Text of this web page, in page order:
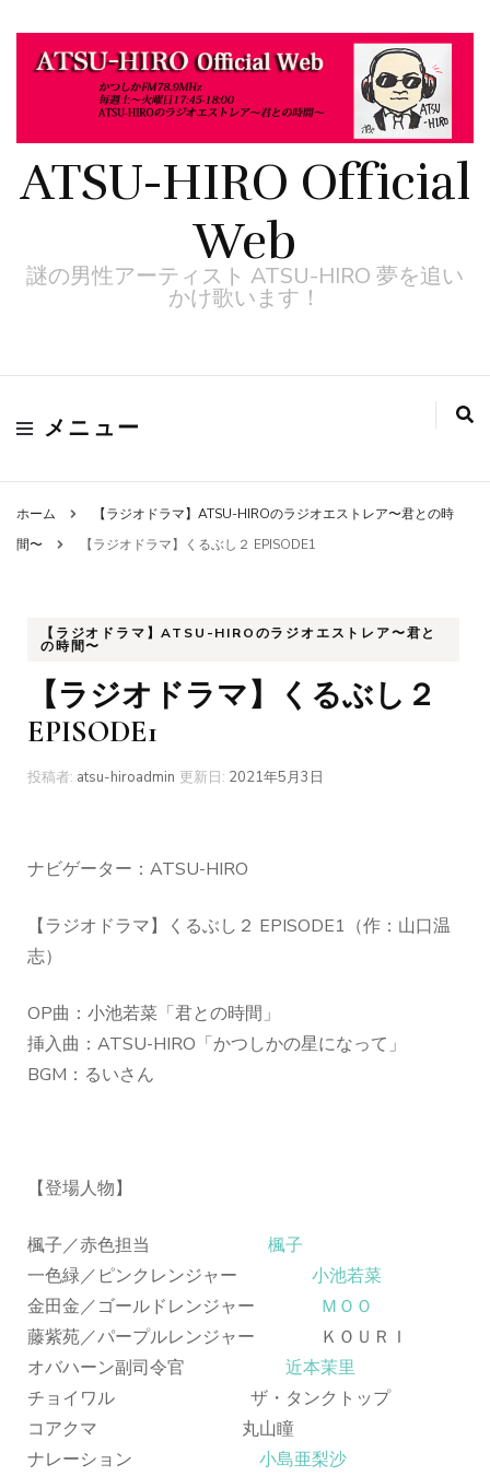
ATSU-HIRO Official
Web
謎の男性アーティスト ATSU-HIRO 夢を追い
かけ歌います！
メニュー
ホーム
【ラジオドラマ】ATSU-HIROのラジオエストレア〜君との時
間〜
【ラジオドラマ】くるぶし２ EPISODE1
【ラジオドラマ】ATSU-HIROのラジオエストレア〜君と
の時間〜
【ラジオドラマ】くるぶし２
EPISODE1
投稿者: atsu-hiroadmin 更新日: 2021年5月3日
ナビゲーター：ATSU-HIRO
【ラジオドラマ】くるぶし２ EPISODE1（作：山口温
志）
OP曲：小池若菜「君との時間」
挿入曲：ATSU-HIRO「かつしかの星になって」
BGM：るいさん
【登場人物】
楓子／赤色担当 楓子
一色緑／ピンクレンジャー 小池若菜
金田金／ゴールドレンジャー ＭＯＯ
藤紫苑／パープルレンジャー ＫＯＵＲＩ
オバハーン副司令官 近本茉里
チョイワル ザ・タンクトップ
コアクマ 丸山瞳
ナレーション 小島亜梨沙